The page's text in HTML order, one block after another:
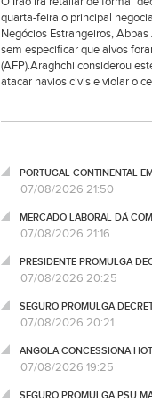
quarta-feira o principal
Negócios Estrangeiros,
sem especificar que alvos
(AFP).Araghchi considerou
atacar navios civis e violar o
PORTUGAL CONTINENTAL
07/08/2026 21:50
MERCADO LABORAL DÁ
07/08/2026 21:16
PRESIDENTE PROMULGA
07/08/2026 20:25
SEGURO PROMULGA
07/08/2026 20:21
ANGOLA CONCESSIONA
07/08/2026 19:25
SEGURO PROMULGA PSU